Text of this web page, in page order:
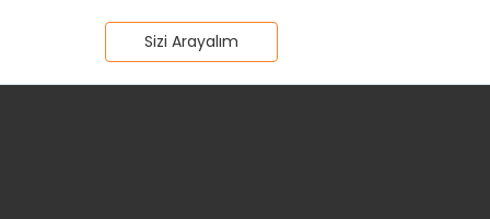
Sizi Arayalım